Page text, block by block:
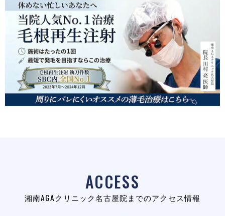
ACCESS
湘南AGAクリニック名古屋院までのアクセス情報